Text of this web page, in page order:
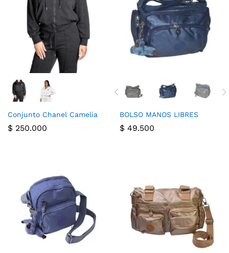
Conjunto Chanel Camelia
$ 250.000
BOLSO MANOS LIBRES
$ 49.500